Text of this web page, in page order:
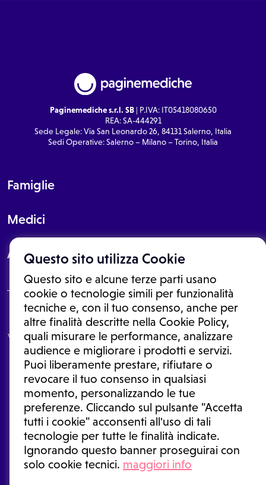
Questo sito utilizza Cookie
Questo sito e alcune terze parti usano
cookie o tecnologie simili per funzionalità
tecniche e, con il tuo consenso, anche per
altre finalità descritte nella Cookie Policy,
quali misurare le performance, analizzare
audience e migliorare i prodotti e servizi.
Puoi liberamente prestare, rifiutare o
revocare il tuo consenso in qualsiasi
momento, personalizzando le tue
preferenze. Cliccando sul pulsante "Accetta
tutti i cookie" acconsenti all'uso di tali
tecnologie per tutte le finalità indicate.
Ignorando questo banner proseguirai con
solo cookie tecnici. maggiori info
Paginemediche s.r.l. SB| P.IVA: IT05418080650
REA: SA-444291
Sede Legale: Via San Leonardo 26, 84131 Salerno, Italia
Sedi Operative: Salerno – Milano – Torino, Italia
Famiglie
Medici
About
Le informazioni proposte in questo sito non sono un consulto medico.
In nessun caso, queste informazioni sostituiscono un consulto, una
visita o una diagnosi formulata dal medico. Non si devono considerare
le informazioni disponibili come suggerimenti per la formulazione di
una diagnosi, la determinazione di un trattamento o l'assunzione o
sospensione di un farmaco senza prima consultare un medico di
medicina generale o uno specialista.
Condizioni di utilizzo|Privacy Policy |Gestione cookie
Ⓒ 2026 | Tutti i diritti riservati.